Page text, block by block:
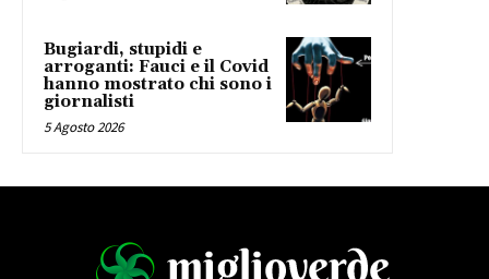
Bugiardi, stupidi e
arroganti: Fauci e il Covid
hanno mostrato chi sono i
giornalisti
5 Agosto 2026